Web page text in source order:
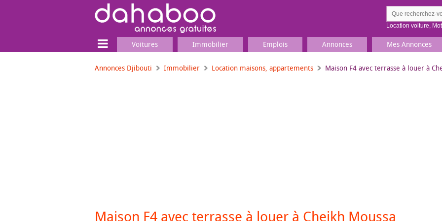
Location voiture,
Voitures Immobilier Emplois Annonces Mes Annonces
Annonces Djibouti Immobilier Location maisons, appartements Maison F4 avec terrasse à louer à
Maison F4 avec terrasse à louer à Cheikh Moussa